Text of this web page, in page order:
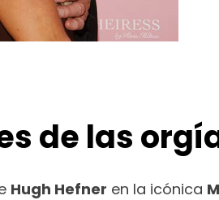
de las
Hugh Hefner en la icónica